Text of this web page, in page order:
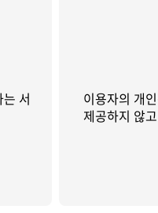
서
이용자의 개
제공하지 않고